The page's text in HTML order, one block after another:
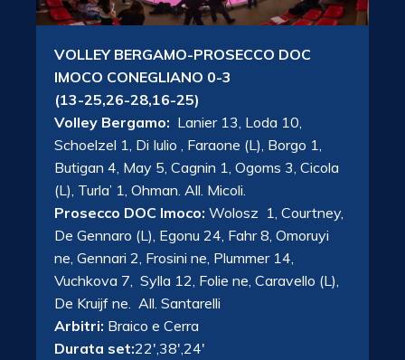
VOLLEY BERGAMO-PROSECCO DOC
IMOCO CONEGLIANO 0-3
(13-25,26-28,16-25)
Volley Bergamo: Lanier 13, Loda 10,
Schoelzel 1, Di Iulio , Faraone (L), Borgo 1,
Butigan 4, May 5, Cagnin 1, Ogoms 3, Cicola
(L), Turla’ 1, Ohman. All. Micoli.
Prosecco DOC Imoco: Wolosz 1, Courtney,
De Gennaro (L), Egonu 24, Fahr 8, Omoruyi
ne, Gennari 2, Frosini ne, Plummer 14,
Vuchkova 7, Sylla 12, Folie ne, Caravello (L),
De Kruijf ne. All. Santarelli
Arbitri: Braico e Cerra
Durata set:22′,38′,24′